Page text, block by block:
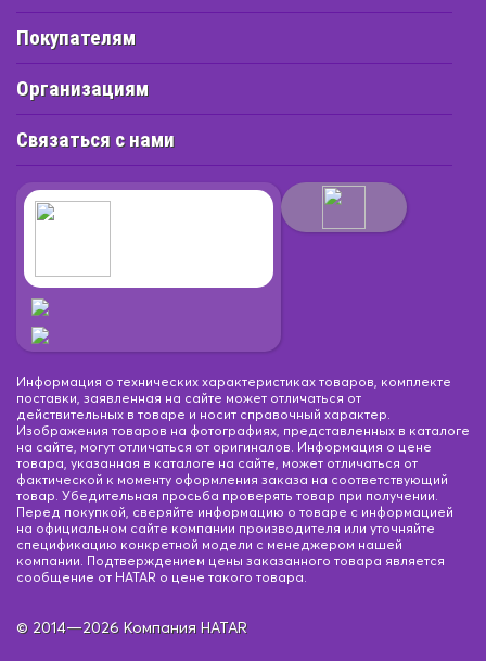
Покупателям
Организациям
Связаться с нами
Информация о технических характеристиках товаров, комплекте
поставки, заявленная на сайте может отличаться от
действительных в товаре и носит справочный характер.
Изображения товаров на фотографиях, представленных в каталоге
на сайте, могут отличаться от оригиналов. Информация о цене
товара, указанная в каталоге на сайте, может отличаться от
фактической к моменту оформления заказа на соответствующий
товар. Убедительная просьба проверять товар при получении.
Перед покупкой, сверяйте информацию о товаре с информацией
на официальном сайте компании производителя или уточняйте
спецификацию конкретной модели с менеджером нашей
компании. Подтверждением цены заказанного товара является
сообщение от HATAR о цене такого товара.
© 2014—2026 Компания HATAR